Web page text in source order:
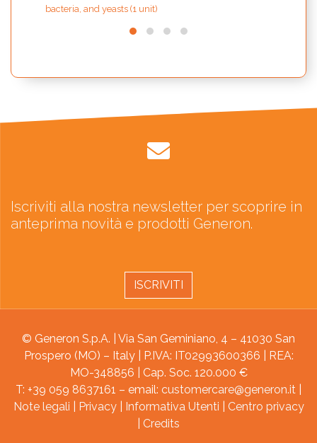
bacteria, and yeasts (1 unit)
Iscriviti alla nostra newsletter per scoprire in
anteprima novità e prodotti Generon.
ISCRIVITI
© Generon S.p.A. | Via San Geminiano, 4 – 41030 San
Prospero (MO) – Italy | P.IVA: IT02993600366 | REA:
MO-348856 | Cap. Soc. 120.000 €
T: +39 059 8637161 – email: customercare@generon.it
Note legali
Privacy| Informativa Utenti
Centro privacy
Credits